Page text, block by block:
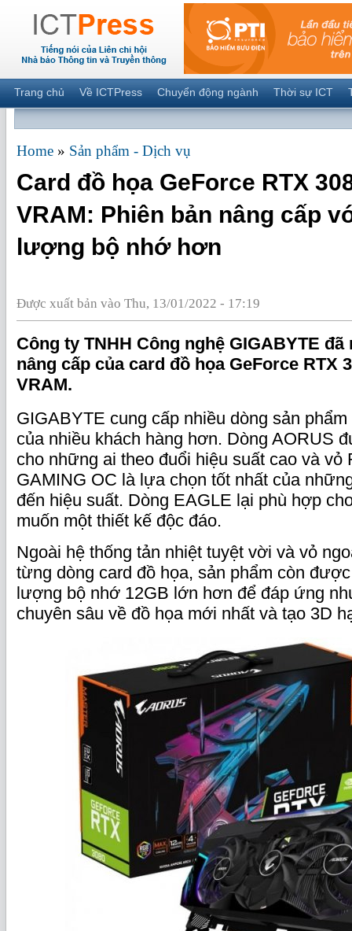
Trang chủ Về ICTPress Chuyển động ngành Thời sự ICT
Home » Sản phẩm - Dịch vụ
Card đồ họa GeForce RTX
VRAM: Phiên bản nâng cấp
lượng bộ nhớ hơn
Được xuất bản vào Thu, 13/01/2022 - 17:19
Công ty TNHH Công nghệ GIGABYTE
nâng cấp của card đồ họa GeForce RTX
VRAM.
GIGABYTE cung cấp nhiều dòng sản
của nhiều khách hàng hơn. Dòng AORUS
cho những ai theo đuổi hiệu suất cao và vỏ
GAMING OC là lựa chọn tốt nhất của
đến hiệu suất. Dòng EAGLE lại phù hợp
muốn một thiết kế độc đáo.
Ngoài hệ thống tản nhiệt tuyệt vời và vỏ
từng dòng card đồ họa, sản phẩm còn
lượng bộ nhớ 12GB lớn hơn để đáp ứng
chuyên sâu về đồ họa mới nhất và tạo 3D